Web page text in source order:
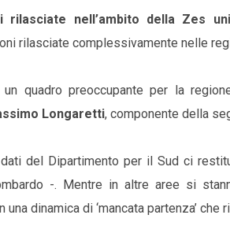
rilasciate nell’ambito della Zes
rilasciate complessivamente nelle
quadro preoccupante per la
Longaretti, componente della
del Dipartimento per il Sud ci
-. Mentre in altre aree si
dinamica di ‘mancata partenza’